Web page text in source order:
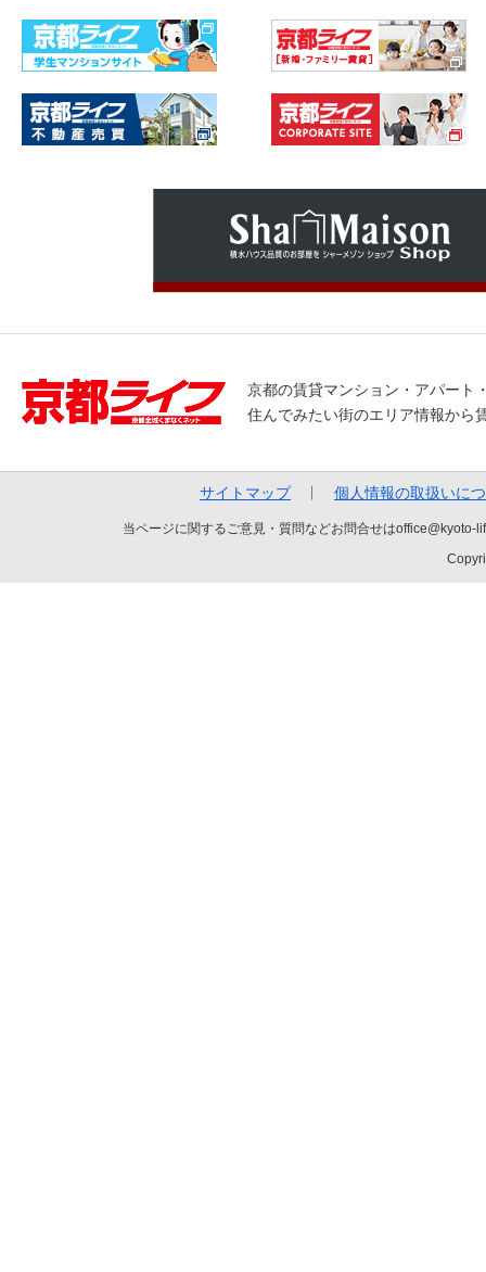
京都の賃貸マンション・アパート
住んでみたい街のエリア情報から
サイトマップ 個人情報の取扱いに
当ページに関するご意見・質問などお問合せは